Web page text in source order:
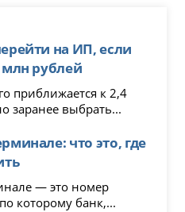
на ИП, если
рублей
приближается к 2,4
заранее выбрать...
что это, где
— это номер
которому банк,...